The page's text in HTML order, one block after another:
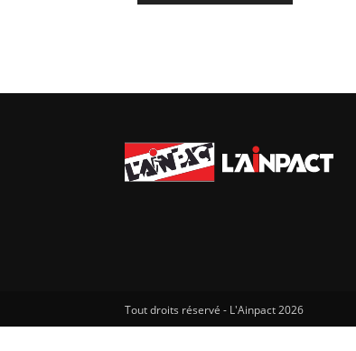
Tout droits réservé - L'Ainpact2026